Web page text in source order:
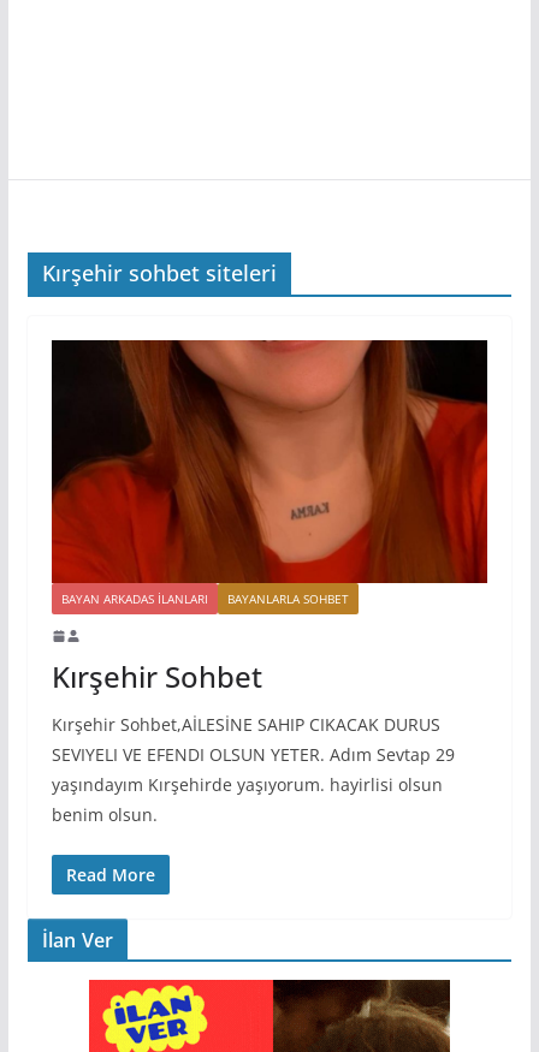
Kırşehir sohbet siteleri
BAYAN ARKADAS ILANLARI BAYANLARLA SOHBET
Kırşehir Sohbet
Kırşehir Sohbet,AİLESİNE SAHIP CIKACAK DURUS
SEVIYELI VE EFENDI OLSUN YETER. Adım Sevtap 29
yaşındayım Kırşehirde yaşıyorum. hayirlisi olsun
benim olsun.
Read More
İlan Ver